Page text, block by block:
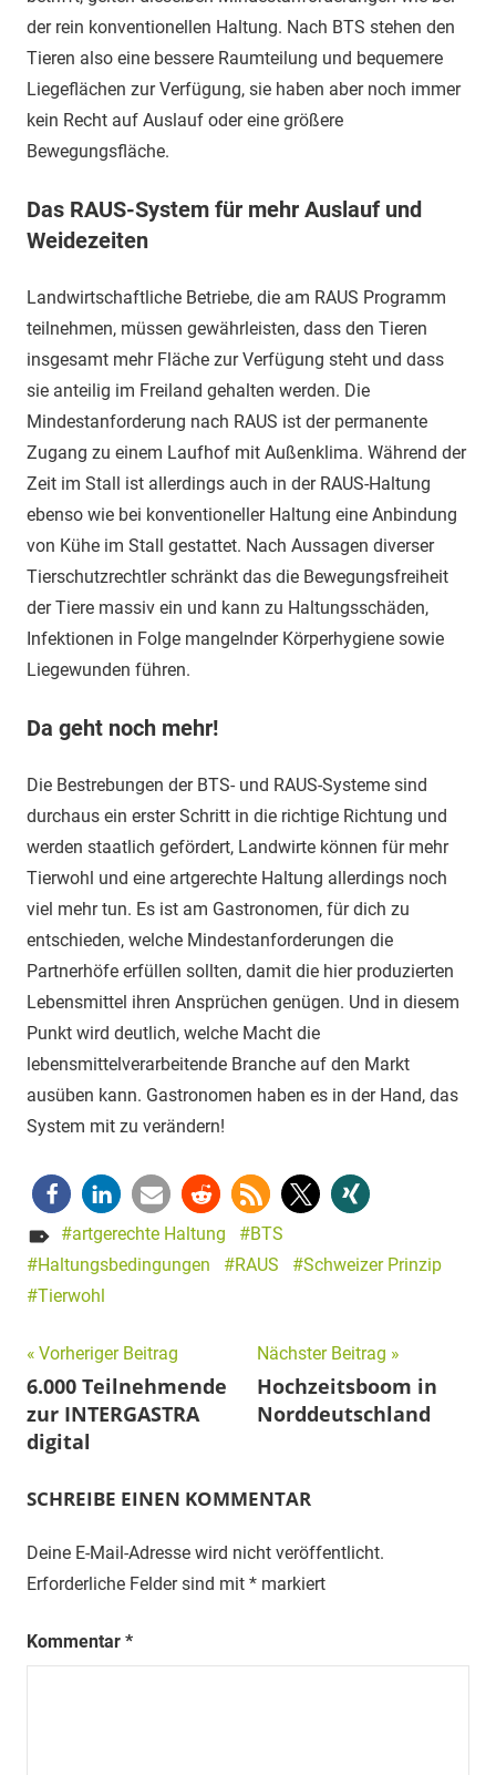
der rein konventionellen Haltung. Nach BTS stehen den
Tieren also eine bessere Raumteilung und bequemere
Liegeflächen zur Verfügung, sie haben aber noch immer
kein Recht auf Auslauf oder eine größere
Bewegungsfläche.
Das RAUS-System für mehr Auslauf und
Weidezeiten
Landwirtschaftliche Betriebe, die am RAUS Programm
teilnehmen, müssen gewährleisten, dass den Tieren
insgesamt mehr Fläche zur Verfügung steht und dass
sie anteilig im Freiland gehalten werden. Die
Mindestanforderung nach RAUS ist der permanente
Zugang zu einem Laufhof mit Außenklima. Während der
Zeit im Stall ist allerdings auch in der RAUS-Haltung
ebenso wie bei konventioneller Haltung eine Anbindung
von Kühe im Stall gestattet. Nach Aussagen diverser
Tierschutzrechtler schränkt das die Bewegungsfreiheit
der Tiere massiv ein und kann zu Haltungsschäden,
Infektionen in Folge mangelnder Körperhygiene sowie
Liegewunden führen.
Da geht noch mehr!
Die Bestrebungen der BTS- und RAUS-Systeme sind
durchaus ein erster Schritt in die richtige Richtung und
werden staatlich gefördert, Landwirte können für mehr
Tierwohl und eine artgerechte Haltung allerdings noch
viel mehr tun. Es ist am Gastronomen, für dich zu
entschieden, welche Mindestanforderungen die
Partnerhöfe erfüllen sollten, damit die hier produzierten
Lebensmittel ihren Ansprüchen genügen. Und in diesem
Punkt wird deutlich, welche Macht die
lebensmittelverarbeitende Branche auf den Markt
ausüben kann. Gastronomen haben es in der Hand, das
System mit zu verändern!
artgerechte Haltung
BTS
Haltungsbedingungen
RAUS
Schweizer Prinzip
Tierwohl
Beitragsnavigation
Vorheriger Beitrag
6.000 Teilnehmende
zur INTERGASTRA
digital
Nächster Beitrag
Hochzeitsboom in
Norddeutschland
SCHREIBE EINEN KOMMENTAR
Deine E-Mail-Adresse wird nicht veröffentlicht.
Erforderliche Felder sind mit * markiert
Kommentar *